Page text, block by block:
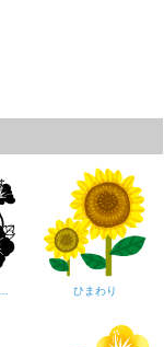
ひまわり